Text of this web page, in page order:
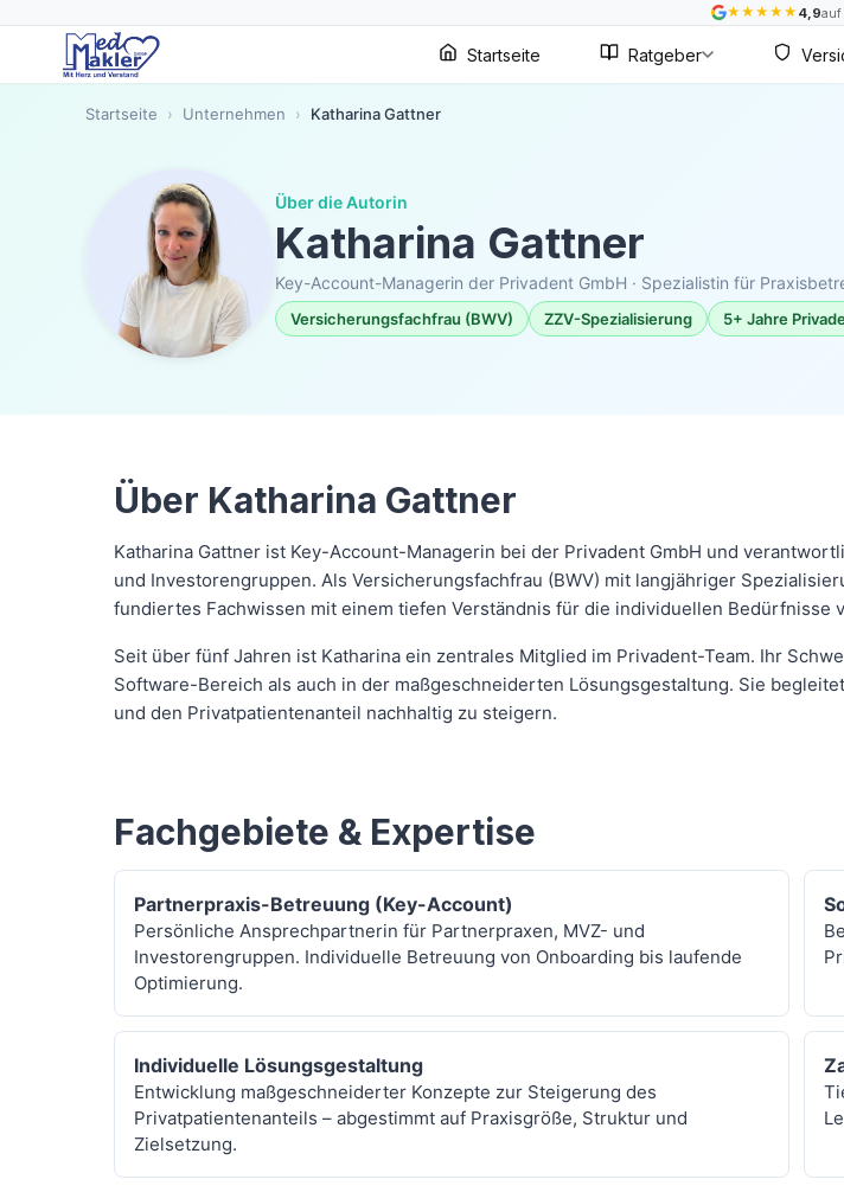
★ ★ ★ ★ ★ 4,9auf
Startseite Ratgeber
Startseite › Unternehmen › Katharina Gattner
Über die Autorin
Katharina Gattner
Key-Account-Managerin der Privadent GmbH · Spezialistin für
Versicherungsfachfrau (BWV) ZZV-Spezialisierung 5+ Jahre
Über Katharina Gattner
Katharina Gattner ist Key-Account-Managerin bei der Privadent GmbH und
und Investorengruppen. Als Versicherungsfachfrau (BWV) mit langjähriger
fundiertes Fachwissen mit einem tiefen Verständnis für die individuellen Bedürfnisse
Seit über fünf Jahren ist Katharina ein zentrales Mitglied im Privadent-Team. Ihr
Software-Bereich als auch in der maßgeschneiderten Lösungsgestaltung. Sie
und den Privatpatientenanteil nachhaltig zu steigern.
Fachgebiete & Expertise
Partnerpraxis-Betreuung (Key-Account)
Persönliche Ansprechpartnerin für Partnerpraxen, MVZ- und
Investorengruppen. Individuelle Betreuung von Onboarding bis laufende
Optimierung.
Individuelle Lösungsgestaltung
Entwicklung maßgeschneiderter Konzepte zur Steigerung des
Privatpatientenanteils – abgestimmt auf Praxisgröße, Struktur und
Zielsetzung.